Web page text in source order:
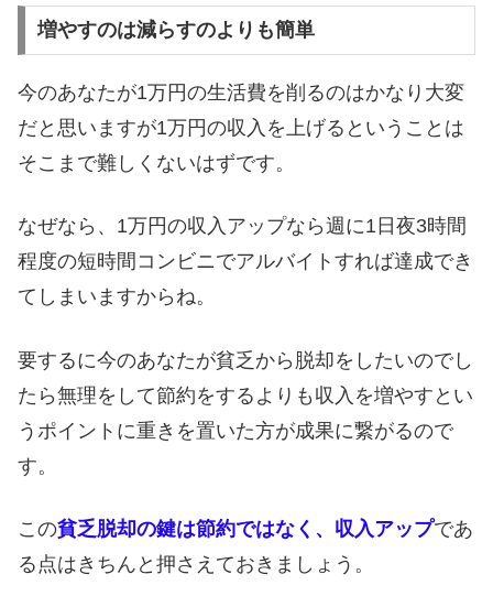
増やすのは減らすのよりも簡単
今のあなたが1万円の生活費を削るのはかなり大変
だと思いますが1万円の収入を上げるということは
そこまで難しくないはずです。
なぜなら、1万円の収入アップなら週に1日夜3時間
程度の短時間コンビニでアルバイトすれば達成でき
てしまいますからね。
要するに今のあなたが貧乏から脱却をしたいのでし
たら無理をして節約をするよりも収入を増やすとい
うポイントに重きを置いた方が成果に繋がるので
す。
この貧乏脱却の鍵は節約ではなく、収入アップであ
る点はきちんと押さえておきましょう。